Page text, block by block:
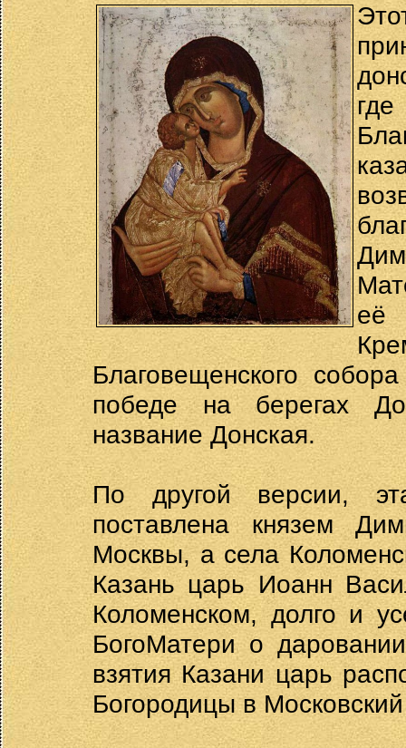
её
Благовещенского
победе на берегах
название Донская.
По другой версии,
поставлена князем
Москвы, а села
Казань царь Иоанн
Коломенском, долго и
БогоМатери о
взятия Казани царь
Богородицы в